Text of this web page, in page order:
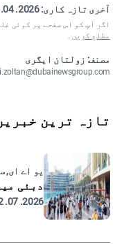
آخری تازہ کاری:2026. 04. 21 22:55
اگر آپ کو اس صفحے پر کوئی
مطلع کریں ۔
مصنف: زولتان ایگری
تازہ ترین
یو اے ای,
دبئی
2026. 07. 22